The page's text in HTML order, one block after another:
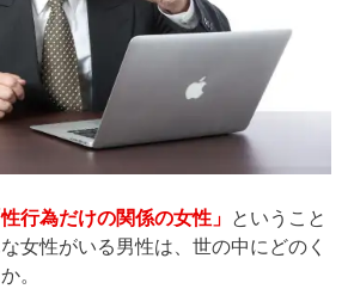
性行為だけの関係の女性」 ということ
女性がいる男性は、世の中にどのく
。